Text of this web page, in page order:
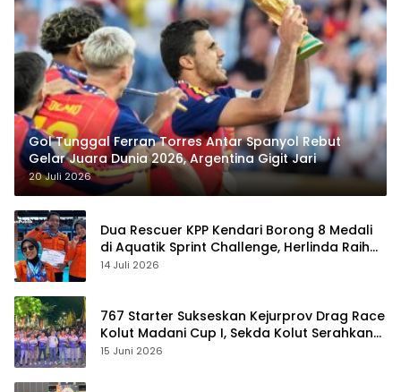
Gol Tunggal Ferran Torres Antar Spanyol Rebut
Gelar Juara Dunia 2026, Argentina Gigit Jari
20 Juli 2026
Dua Rescuer KPP Kendari Borong 8 Medali
di Aquatik Sprint Challenge, Herlinda Raih
Best Swimmer
14 Juli 2026
767 Starter Sukseskan Kejurprov Drag Race
Kolut Madani Cup I, Sekda Kolut Serahkan
Trofi
15 Juni 2026